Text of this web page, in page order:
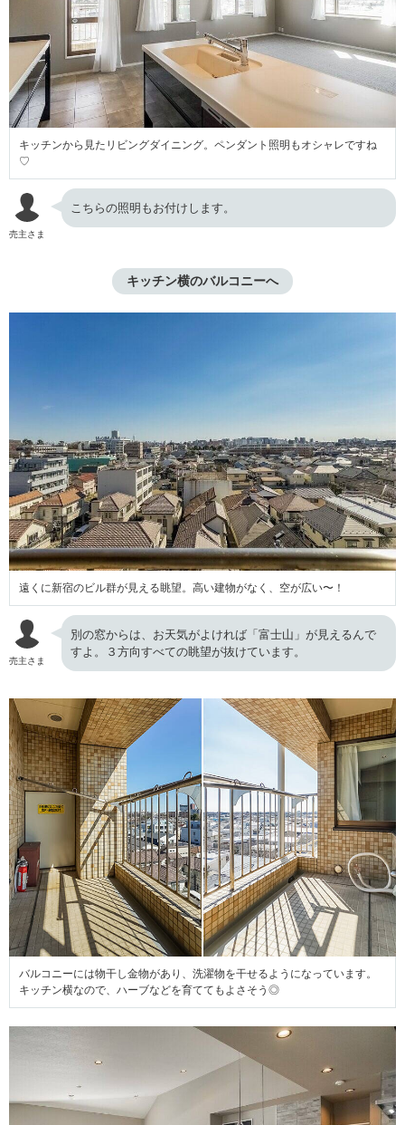
キッチンから見たリビングダイニング。ペンダント照明もオシャレですね
♡
売主さま
こちらの照明もお付けします。
キッチン横のバルコニーへ
遠くに新宿のビル群が見える眺望。高い建物がなく、空が広い〜！
売主さま
別の窓からは、お天気がよければ「富士山」が見えるんで
すよ。３方向すべての眺望が抜けています。
バルコニーには物干し金物があり、洗濯物を干せるようになっています。
キッチン横なので、ハーブなどを育ててもよさそう◎